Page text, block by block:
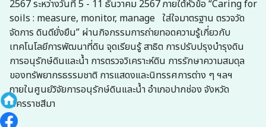
2567 ระหว่างวันที่ 5 - 11 ธันวาคม 2567 ภายใต้หัวข้อ “Caring for
soils : measure, monitor, manage ใส่ใจมาตรฐาน ตรวจวัด
จัดการ ดินดียั่งยืน” ผ่านกิจกรรมการถ่ายทอดความรู้เกี่ยวกับ
เทคโนโลยีการพัฒนาที่ดิน จุดเรียนรู้ สาธิต การปรับปรุงบำรุงดิน
การอนุรักษ์ดินและน้ำ การตรวจวิเคราะห์ดิน การรักษาความสมดุล
ของทรัพยากรธรรมชาติ การแสดงและนิทรรศการต่าง ๆ ฯลฯ
ภายในศูนย์วิจัยการอนุรักษ์ดินและน้ำ อำเภอปากช่อง จังหวัด
นครราชสีมา